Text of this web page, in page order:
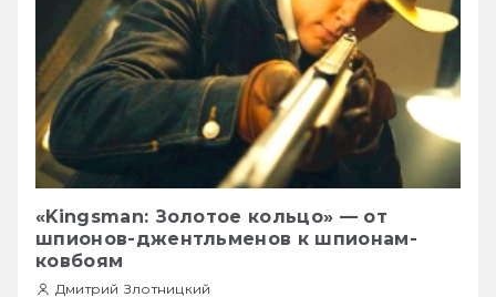
«Kingsman: Золотое кольцо» — от
шпионов-джентльменов к шпионам-
ковбоям
Дмитрий Злотницкий